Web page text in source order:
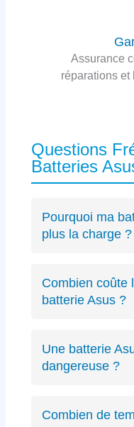
Assurance
réparations et
Questions
Batteries
Pourquoi ma
plus la charge ?
spécifique Asus
excessifs. Un
Combien coûte
batterie Asus ?
à partir de 89€
transparent avant
Une batterie
dangereuse ?
risques de
Combien de